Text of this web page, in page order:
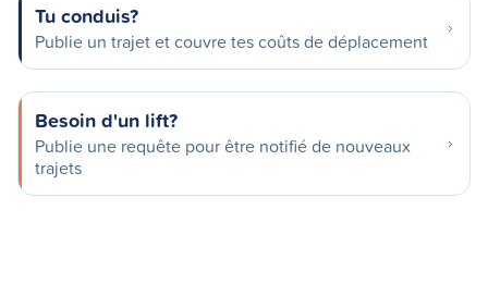
Tu conduis?
Publie un trajet et couvre tes coûts de déplacement
Besoin d'un lift?
Publie une requête pour être notifié de nouveaux
trajets